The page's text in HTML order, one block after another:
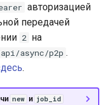
авторизацией
передачей
2 на
async/p2p .
.
new и job_id